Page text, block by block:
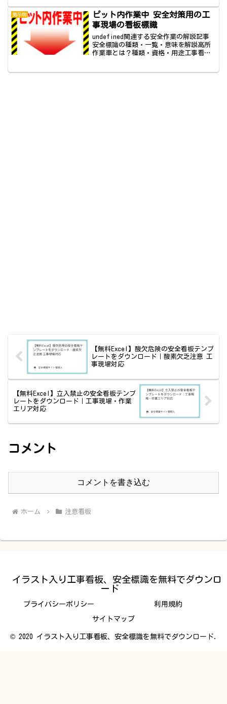
を使ったバージョンです。×バージョン
もあります。縦バー...
掲示物
ピット内作業中 安全対策用の工
事現場の看板標識
undefined関連する安全作業の解説記事
安全標識の種類・一覧・意味を解説高所
作業車とは？種類・資格・用途工事看板
【無料Excel】酸欠危険の安全看板テンプ
レートをダウンロード｜酸素欠乏注意 工
事現場対応
【無料Excel】立入禁止の安全看板テンプ
レートをダウンロード｜工事現場・作業
エリア対応
コメント
コメントを書き込む
ホーム 注意看板
イラスト入り工事看板、安全標識を無料でダウンロ
ード
プライバシーポリシー 利用規約
サイトマップ
© 2020 イラスト入り工事看板、安全標識を無料でダウンロード.